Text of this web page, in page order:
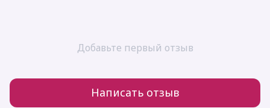
Добавьте первый отзыв
Написать отзыв